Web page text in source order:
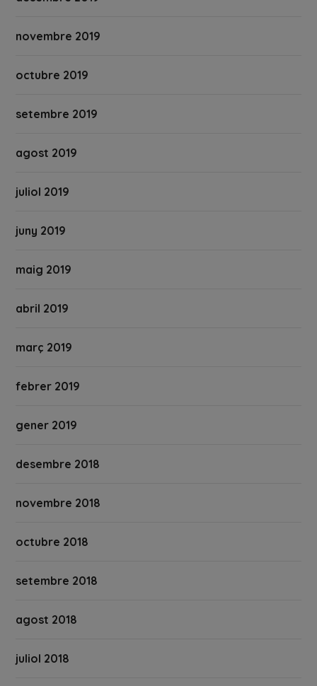
novembre 2019
octubre 2019
setembre 2019
agost 2019
juliol 2019
juny 2019
maig 2019
abril 2019
març 2019
febrer 2019
gener 2019
desembre 2018
novembre 2018
octubre 2018
setembre 2018
agost 2018
juliol 2018